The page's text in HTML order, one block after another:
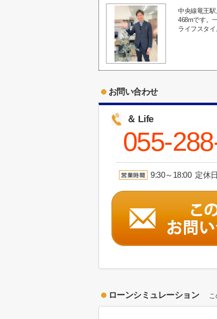
中央線竜王
468mです。
ライフスタ
お問い合わせ
＆ Life
055-
9:30～18:00 定休
ローンシミュレーション こ